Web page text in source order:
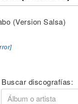
(Version Salsa)
Buscar discografías: